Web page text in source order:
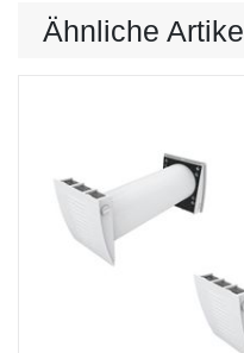
Ähnliche Artikel